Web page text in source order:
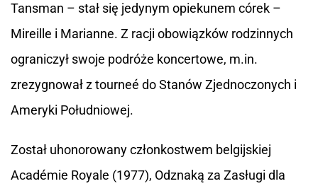
Tansman – stał się jedynym opiekunem córek –
Mireille i Marianne. Z racji obowiązków rodzinnych
ograniczył swoje podróże koncertowe, m.in.
zrezygnował z tourneé do Stanów Zjednoczonych i
Ameryki Południowej.
Został uhonorowany członkostwem belgijskiej
Académie Royale (1977), Odznaką za Zasługi dla